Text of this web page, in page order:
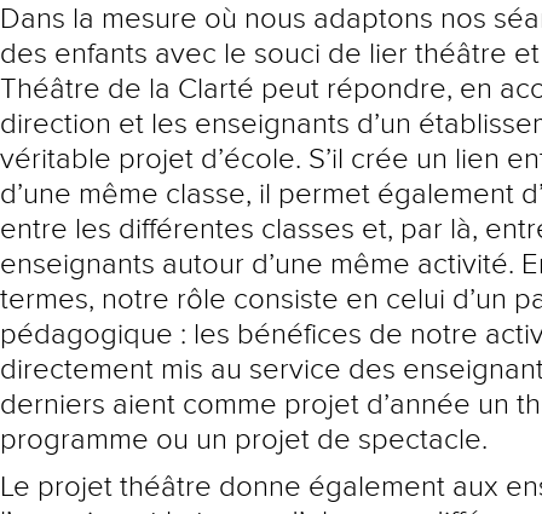
Dans la mesure où nous adaptons nos
des enfants avec le souci de lier théâtre
Théâtre de la Clarté peut répondre, en
direction et les enseignants d’un
véritable projet d’école. S’il crée un lien
d’une même classe, il permet également
entre les différentes classes et, par là,
enseignants autour d’une même activité.
termes, notre rôle consiste en celui d’un
pédagogique : les bénéfices de notre
directement mis au service des
derniers aient comme projet d’année un
programme ou un projet de spectacle.
Le projet théâtre donne également aux